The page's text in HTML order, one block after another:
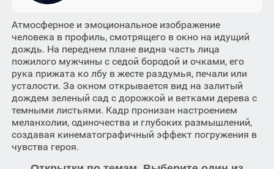
Атмосферное и эмоциональное изображение
человека в профиль, смотрящего в окно на идущий
дождь. На переднем плане видна часть лица
пожилого мужчины с седой бородой и очками, его
рука прижата ко лбу в жесте раздумья, печали или
усталости. За окном открывается вид на залитый
дождем зеленый сад с дорожкой и ветками дерева с
темными листьями. Кадр пронизан настроением
меланхолии, одиночества и глубоких размышлений,
создавая кинематографичный эффект погружения в
чувства героя.